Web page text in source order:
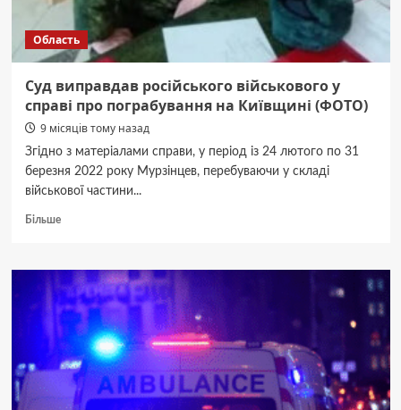
агентства
розвитку
Enabel
Область
Суд виправдав російського військового у
справі про пограбування на Київщині (ФОТО)
9 місяців тому назад
Згідно з матеріалами справи, у період із 24 лютого по 31
березня 2022 року Мурзінцев, перебуваючи у складі
військової частини...
БільшеДокладніше
виправдав
російського
військового
у
справі
про
пограбування
Київщині